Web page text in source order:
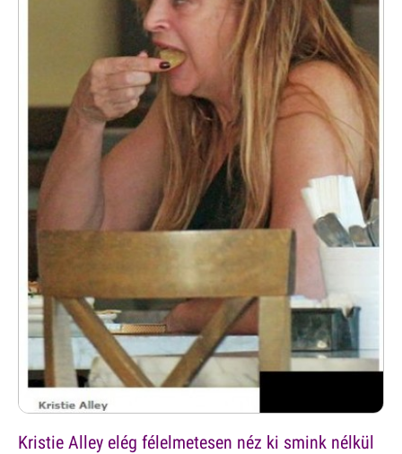
Kristie Alley elég félelmetesen néz ki smink nélkül